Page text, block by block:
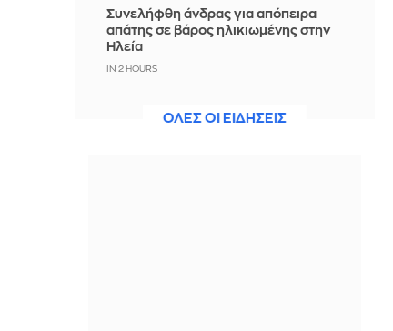
Συνελήφθη άνδρας για απόπειρα
απάτης σε βάρος ηλικιωμένης στην
Ηλεία
IN 2 HOURS
μεταμορφώνουν ένα μικρό μπαλκόνι
ΟΛΕΣ ΟΙ ΕΙΔΗΣΕΙΣ